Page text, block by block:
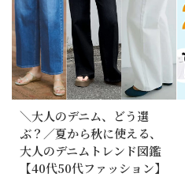
＼大人のデニム、どう選
ぶ？／夏から秋に使える、
大人のデニムトレンド図鑑
【40代50代ファッション】